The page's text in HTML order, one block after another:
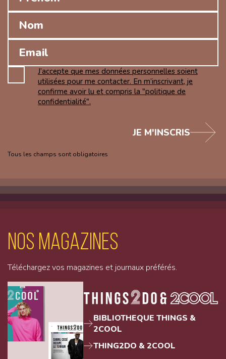
J’accepte que mes données personnelles soient
utilisées pour me contacter. En m’inscrivant, je
confirme avoir lu et compris la "politique de
confidentialité".
Tous les champs sont obligatoires
JE M'INSCRIS
Nos magazines
Téléchargez vos magazines et journaux préférés.
BIBLIOTHEQUE THINGS &
2COOL
THING2DO & 2COOL